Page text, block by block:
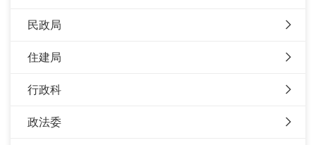
民政局
住建局
行政科
政法委